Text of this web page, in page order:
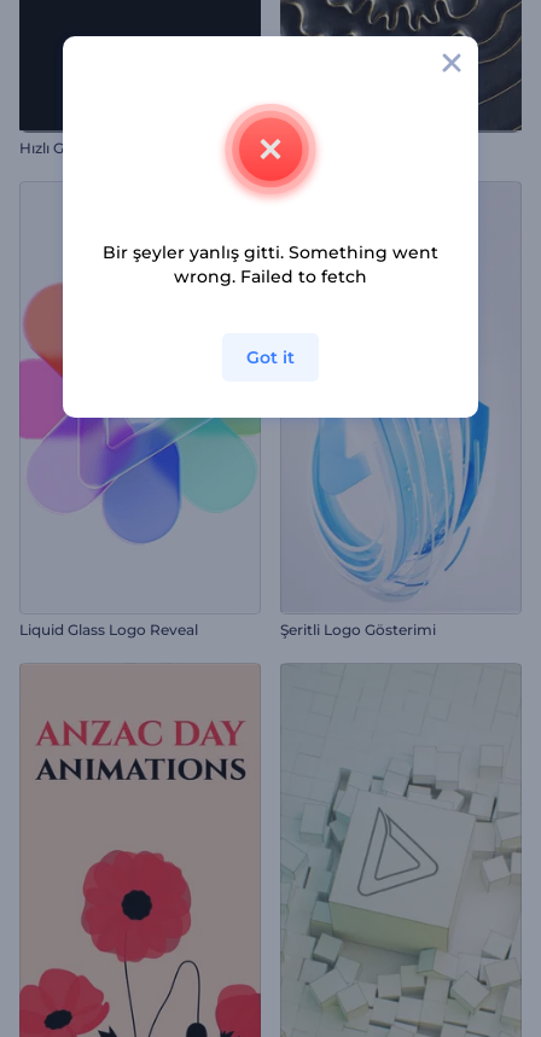
Hızlı Glitch Logo Gösterimi Altın Dalgalar Giriş Videosu
Liquid Glass Logo Reveal Şeritli Logo Gösterimi
Bir şeyler yanlış gitti. Something went
wrong. Failed to fetch
Got it